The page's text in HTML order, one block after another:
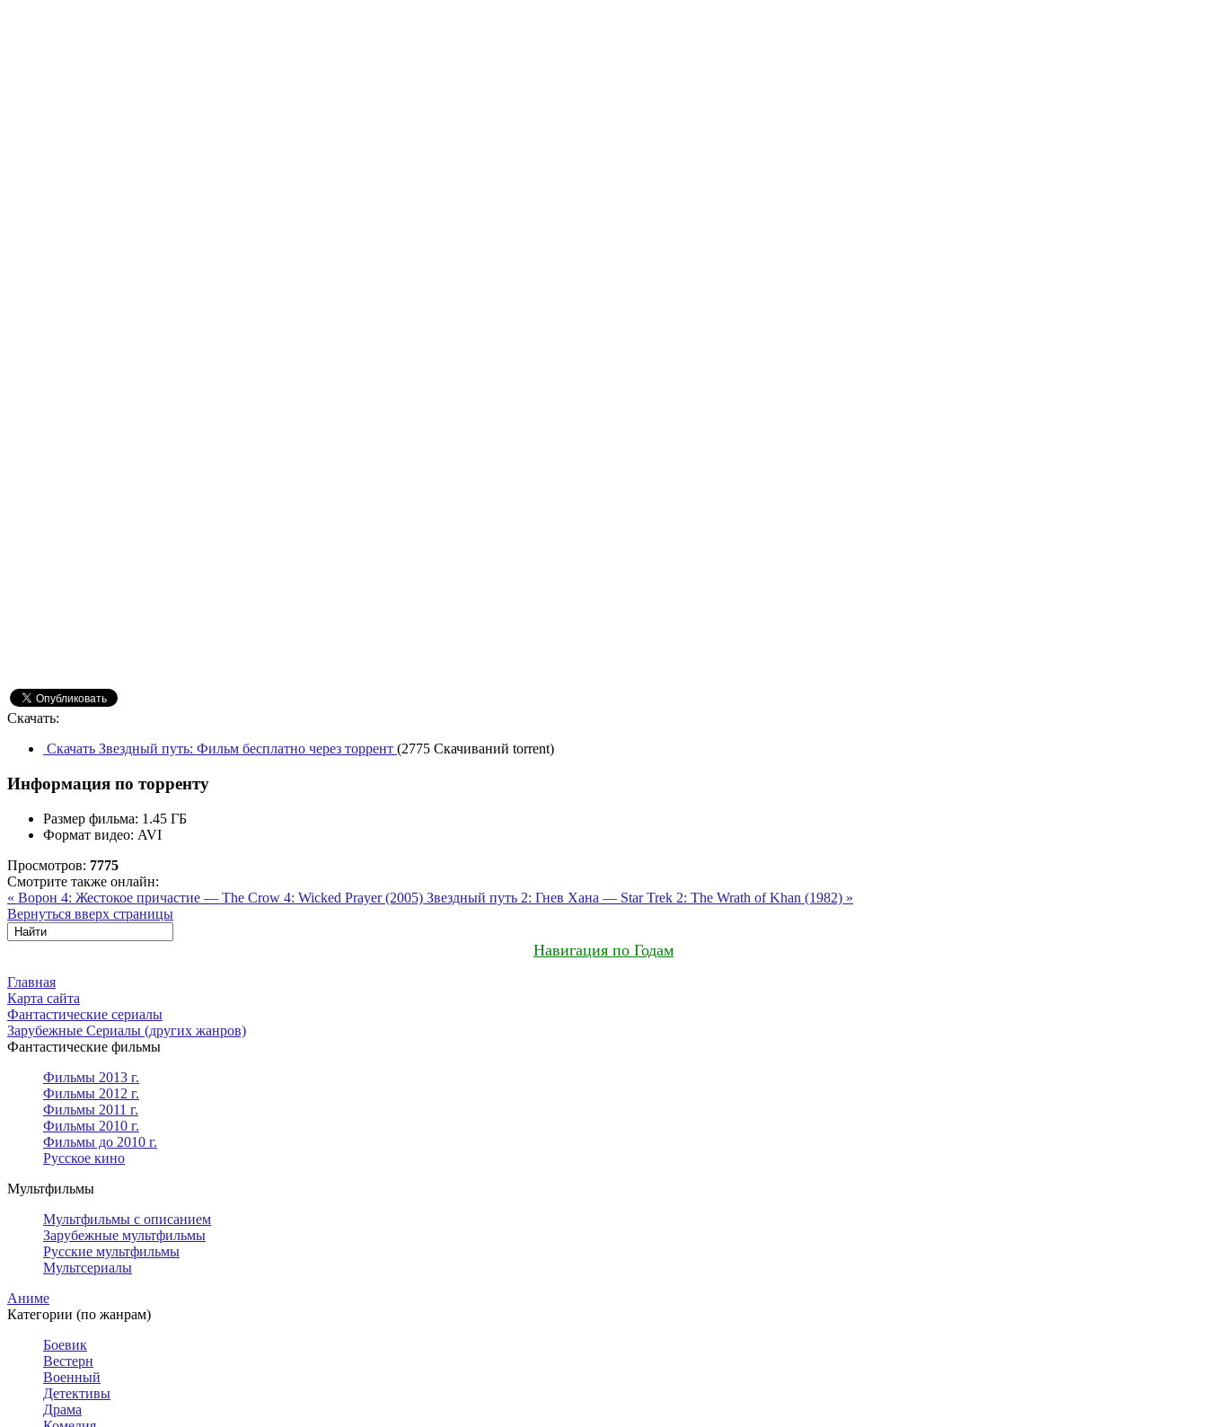
Скачать:
Скачать Звездный путь: Фильм бесплатно через торрент (2775 Скачиваний torrent)
Информация по торренту
Размер фильма: 1.45 ГБ
Формат видео: AVI
Просмотров: 7775
Смотрите также онлайн:
« Ворон 4: Жестокое причастие — The Crow 4: Wicked Prayer (2005) Звездный путь 2: Гнев Хана — Star Trek 2: The Wrath of Khan (1982) »
Вернуться вверх страницы
Навигация по Годам
Главная
Карта сайта
Фантастические сериалы
Зарубежные Сериалы (других жанров)
Фантастические фильмы
Фильмы 2013 г.
Фильмы 2012 г.
Фильмы 2011 г.
Фильмы 2010 г.
Фильмы до 2010 г.
Русское кино
Мультфильмы
Мультфильмы с описанием
Зарубежные мультфильмы
Русские мультфильмы
Мультсериалы
Аниме
Категории (по жанрам)
Боевик
Вестерн
Военный
Детективы
Драма